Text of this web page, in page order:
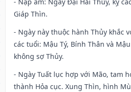
Giáp Thìn.
- Ngày này thuộc hành Thủy khắc
các tuổi: Mậu Tý, Bính Thân và
không sợ Thủy.
- Ngày Tuất lục hợp với Mão, tam
thành Hỏa cục. Xung Thìn, hình